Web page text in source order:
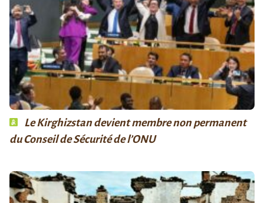
Le Kirghizstan devient membre non permanent
du Conseil de Sécurité de l’ONU